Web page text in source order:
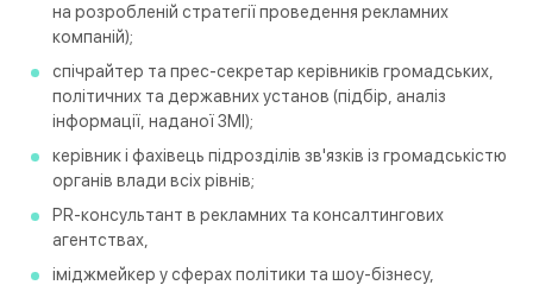
на розробленій стратегії проведення рекламних
компаній);
спічрайтер та прес-секретар керівників громадських,
політичних та державних установ (підбір, аналіз
інформації, наданої ЗМІ);
керівник і фахівець підрозділів зв'язків із громадськістю
органів влади всіх рівнів;
PR-консультант в рекламних та консалтингових
агентствах,
іміджмейкер у сферах політики та шоу-бізнесу,